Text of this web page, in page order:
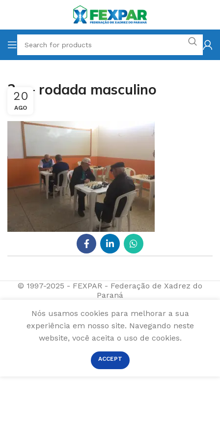
2a – rodada masculino
20
AGO
© 1997-2025 - FEXPAR - Federação de Xadrez do
Paraná
Nós usamos cookies para melhorar a sua
experiência em nosso site. Navegando neste
website, você aceita o uso de cookies.
ACCEPT